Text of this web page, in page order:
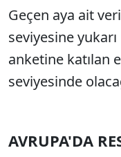
Geçen aya ait
seviyesine
anketine katılan
seviyesinde
AVRUPA'DA